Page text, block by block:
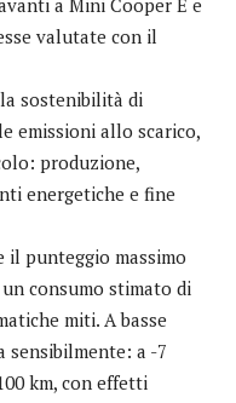
valutate con il
sostenibilità di
emissioni allo scarico,
produzione,
energetiche e fine
punteggio massimo
consumo stimato di
miti. A basse
sensibilmente: a -7
km, con effetti